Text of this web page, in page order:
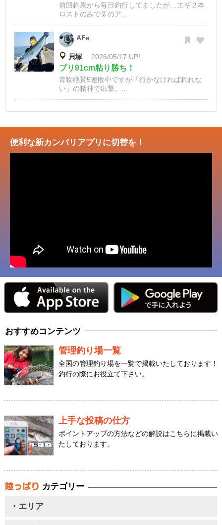
前回釣果から毎日釣行してましたが…エギ２本
ロストのみで🦑のア...
AFe
貝塚 2026/05/17 UP!
ブリ91cm粘り勝ち！
青物絶賛5連敗中ですが「行かなければ釣れな
い」の精神で出撃。...
便利な新カンパリアプリに切替を！
おすすめコンテンツ
管理釣り場一覧
全国の管理釣り場を一覧で掲載いたしております！
釣行の際にお役立て下さい。
上手な投稿の仕方
ポイントアップの方法などの解説はこちらに掲載い
たしております。
カテゴリー
・エリア